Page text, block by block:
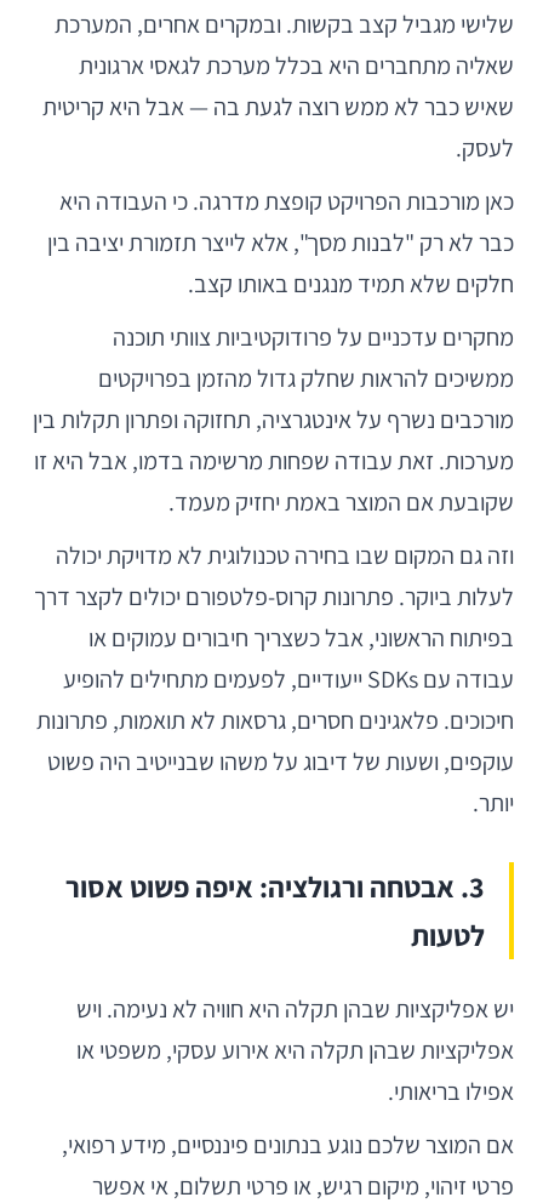
שלישי מגביל קצב בקשות. ובמקרים אחרים, המערכת
שאליה מתחברים היא בכלל מערכת לגאסי ארגונית
שאיש כבר לא ממש רוצה לגעת בה — אבל היא קריטית
לעסק.
כאן מורכבות הפרויקט קופצת מדרגה. כי העבודה היא
כבר לא רק "לבנות מסך", אלא לייצר תזמורת יציבה בין
חלקים שלא תמיד מנגנים באותו קצב.
מחקרים עדכניים על פרודוקטיביות צוותי תוכנה
ממשיכים להראות שחלק גדול מהזמן בפרויקטים
מורכבים נשרף על אינטגרציה, תחזוקה ופתרון תקלות בין
מערכות. זאת עבודה שפחות מרשימה בדמו, אבל היא זו
שקובעת אם המוצר באמת יחזיק מעמד.
וזה גם המקום שבו בחירה טכנולוגית לא מדויקת יכולה
לעלות ביוקר. פתרונות קרוס-פלטפורם יכולים לקצר דרך
בפיתוח הראשוני, אבל כשצריך חיבורים עמוקים או
עבודה עם SDKs ייעודיים, לפעמים מתחילים להופיע
חיכוכים. פלאגינים חסרים, גרסאות לא תואמות, פתרונות
עוקפים, ושעות של דיבוג על משהו שבנייטיב היה פשוט
יותר.
3. אבטחה ורגולציה: איפה פשוט אסור
לטעות
יש אפליקציות שבהן תקלה היא חוויה לא נעימה. ויש
אפליקציות שבהן תקלה היא אירוע עסקי, משפטי או
אפילו בריאותי.
אם המוצר שלכם נוגע בנתונים פיננסיים, מידע רפואי,
פרטי זיהוי, מיקום רגיש, או פרטי תשלום, אי אפשר